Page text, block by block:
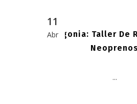
11
Abr
Patagonia: Taller De
Neoprenos
...